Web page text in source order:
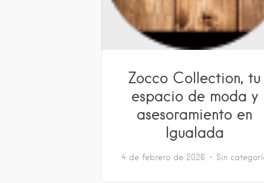
Zocco Collection, tu
espacio de moda y
asesoramiento en
Igualada
4 de febrero de 2026 Sin